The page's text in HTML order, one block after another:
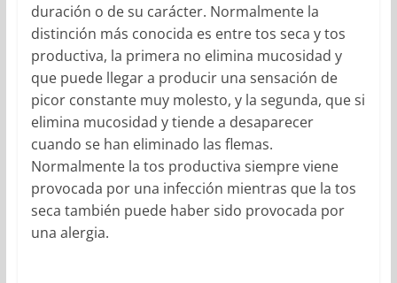
duración o de su carácter. Normalmente la
distinción más conocida es entre tos seca y tos
productiva, la primera no elimina mucosidad y
que puede llegar a producir una sensación de
picor constante muy molesto, y la segunda, que si
elimina mucosidad y tiende a desaparecer
cuando se han eliminado las flemas.
Normalmente la tos productiva siempre viene
provocada por una infección mientras que la tos
seca también puede haber sido provocada por
una alergia.